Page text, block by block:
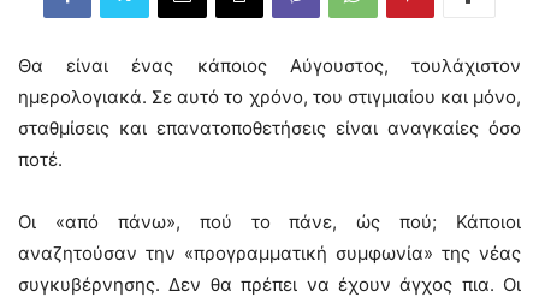
Θα είναι ένας κάποιος Αύγουστος, τουλάχιστον
ημερολογιακά. Σε αυτό το χρόνο, του στιγμιαίου και μόνο,
σταθμίσεις και επανατοποθετήσεις είναι αναγκαίες όσο
ποτέ.
Οι «από πάνω», πού το πάνε, ώς πού; Κάποιοι
αναζητούσαν την «προγραμματική συμφωνία» της νέας
συγκυβέρνησης. Δεν θα πρέπει να έχουν άγχος πια. Οι